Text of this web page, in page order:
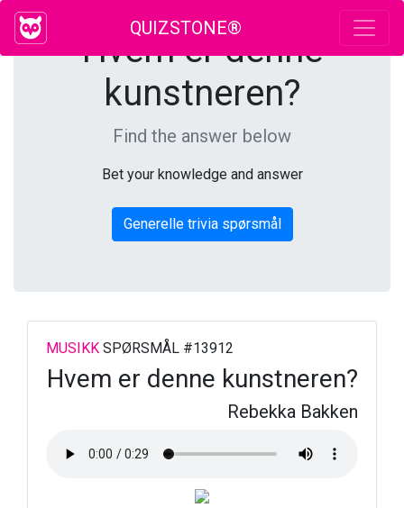
QUIZSTONE®
Hvem er denne
kunstneren?
Find the answer below
Bet your knowledge and answer
Generelle trivia spørsmål
MUSIKK SPØRSMÅL #13912
Hvem er denne kunstneren?
Rebekka Bakken